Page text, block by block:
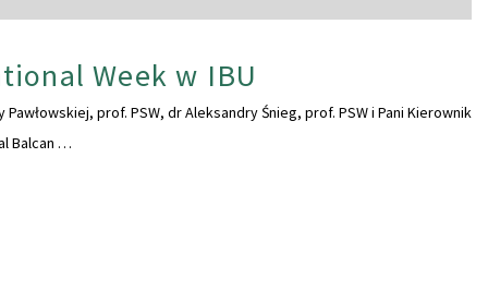
Week w IBU
prof. PSW, dr Aleksandry Śnieg, prof. PSW i Pani Kierownik
Balcan …